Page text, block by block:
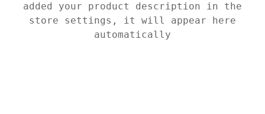
added your product description in the
store settings, it will appear here
automatically